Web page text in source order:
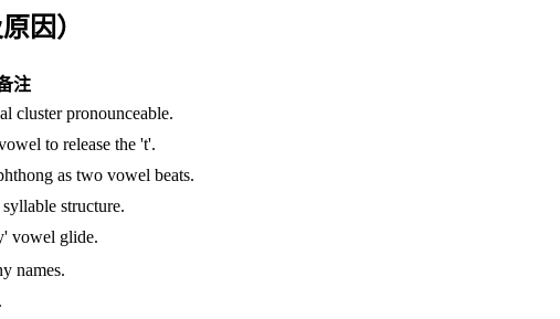
因）
注
cluster pronounceable.
to release the 't'.
as two vowel beats.
structure.
vowel glide.
names.